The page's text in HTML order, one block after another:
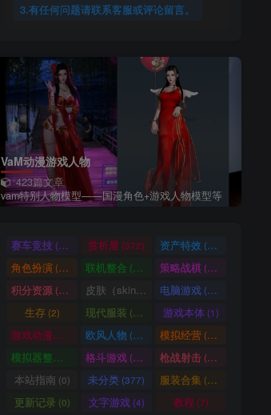
3.有任何问题请联系客服或评论留言。
VaM动漫游戏人物
423篇文章
vam特别人物模型——国漫角色+游戏人物模型等
赛车竞技 (36) 赏析屋 (372) 资产特效 (224)
角色扮演 (207) 联机整合 (34) 策略战棋 (71)
积分资源 (3246) 皮肤（skin） (1)电脑游戏 (1003)
生存(2) 现代服装 (929) 游戏本体(1)
游戏动漫古装 (466)
欧风人物 (62) 模拟经营 (57)
模拟器整合 格斗游戏 (25) 枪战射击 (105)
本站指南 (0) 未分类 (377) 服装合集 (20)
更新记录 (0) 文字游戏(4) 教程 (7)